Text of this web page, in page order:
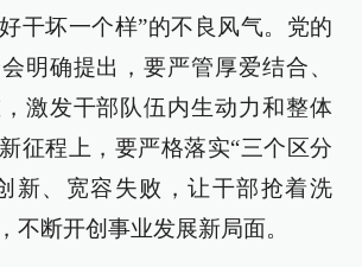
干坏一个样”的不良风气。党的
明确提出，要严管厚爱结合、
激发干部队伍内生动力和整体
征程上，要严格落实“三个区分
新、宽容失败，让干部抢着洗
不断开创事业发展新局面。